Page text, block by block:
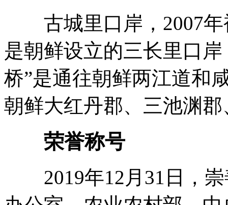
古城里口岸，2007年
是朝鲜设立的三长里口
桥”是通往朝鲜两江道和
朝鲜大红丹郡、三池渊
荣誉称号
2019年12月31日，崇